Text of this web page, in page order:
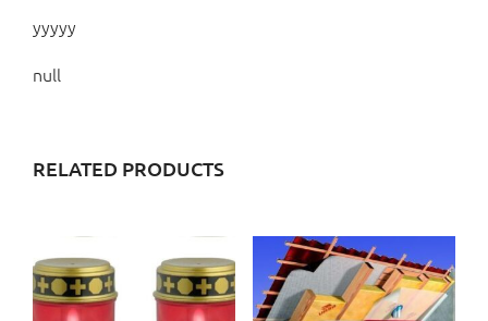
yyyyy
null
RELATED PRODUCTS